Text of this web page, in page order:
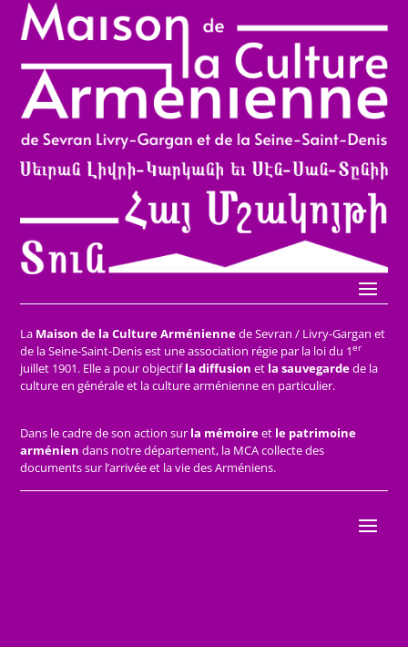
La Maison de la Culture Arméniennede Sevran / Livry-Gargan et
de la Seine-Saint-Denis est une association régie par la loi du 1er
juillet 1901. Elle a pour objectifla diffusion et la sauvegardede la
culture en générale et la culture arménienne en particulier.
Dans le cadre de son action sur la mémoireet le patrimoine
arménien dans notre département, la MCA collecte des
documents sur l’arrivée et la vie des Arméniens.